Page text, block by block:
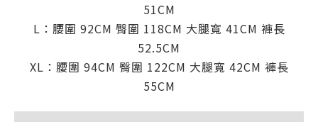
51CM
L：腰圍 92CM 臀圍 118CM 大腿寬 41CM 褲長
52.5CM
XL：腰圍 94CM 臀圍 122CM 大腿寬 42CM 褲長
55CM